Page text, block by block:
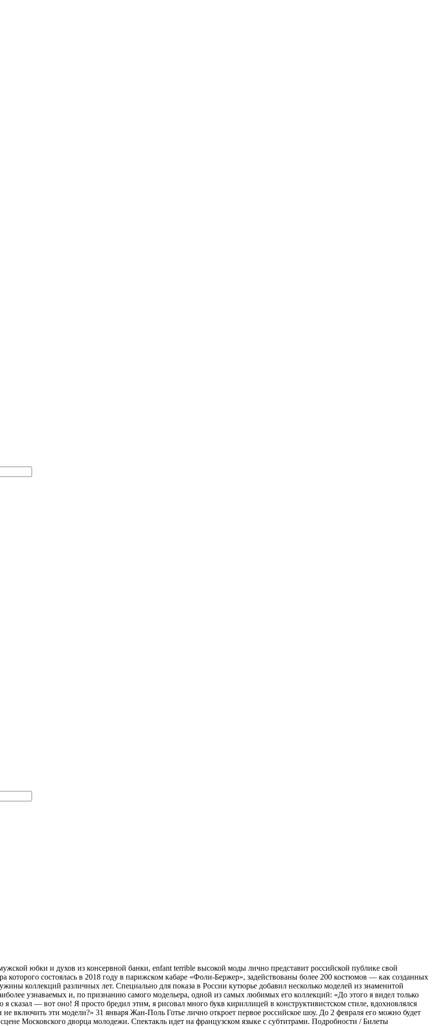
юбки и духов из консервной банки, enfant terrible высокой моды лично представит российской публике свой
которого состоялась в 2018 году в парижском кабаре «Фоли-Бержер», задействованы более 200 костюмов — как созданных
коллекций различных лет. Специально для показа в России кутюрье добавил несколько моделей из знаменитой
узнаваемых и, по признанию самого модельера, одной из самых любимых его коллекций: «До этого я видел только
я сказал — вот оно! Я просто бредил этим, я рисовал много букв кириллицей в конструктивистском стиле, вдохновлялся
включить эти модели?» 31 января Жан-Поль Готье лично откроет первое российское шоу. До 2 февраля его можно будет
Московского дворца молодежи. Спектакль идет на французском языке с субтитрами. Подробности / Билеты